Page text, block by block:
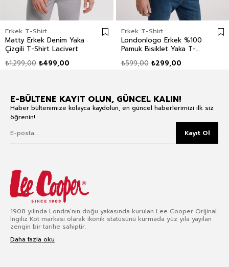
Erkek T-Shirt
Matty Erkek Denim Yaka
Çizgili T-Shirt Lacivert
₺499,00
₺1.299,00
Erkek T-Shirt
Londonlogo Erkek %100
Pamuk Bisiklet Yaka T-
₺299,00
₺599,00
E-BÜLTENE KAYIT OLUN, GÜNCEL KALIN!
Haber bültenimize kolayca kaydolun, en güncel haberlerimizi ilk siz
öğrenin!
Kayıt Ol
1908 yılında Londra’nın doğu yakasında kurulan Lee Cooper Orijinal
İngiliz Kot markası olarak ikonik statüsünü kurmada yüz yıla yayılan
zengin bir tarihe sahiptir.
Daha fazla oku